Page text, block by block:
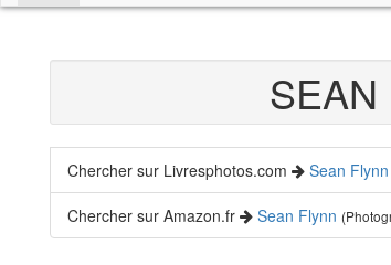
SEAN
Chercher sur Livresphotos.com Sean Flynn
Chercher sur Amazon.fr Sean Flynn